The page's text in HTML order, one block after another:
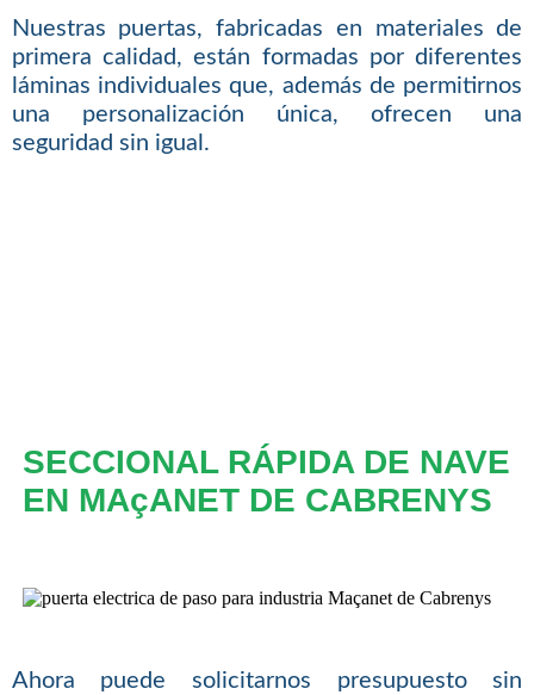
Nuestras puertas, fabricadas en materiales de
primera calidad, están formadas por diferentes
láminas individuales que, además de permitirnos
una personalización única, ofrecen una
seguridad sin igual.
SECCIONAL RÁPIDA DE NAVE
EN MAçANET DE CABRENYS
Ahora puede solicitarnos presupuesto sin